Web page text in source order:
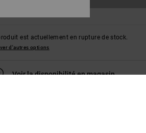
est actuellement en rupture de stock.
d'autres options
Voir la disponibilité en magasin